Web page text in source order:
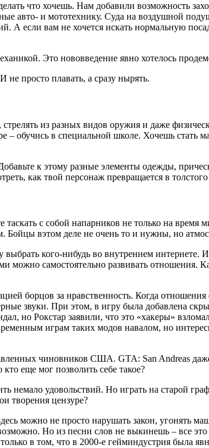
что хочешь. Нам добавили возможность
авто- и мототехнику. Суда на воздушной
А если вам не хочется искать нормальную
Это нововведение явно хотелось
не просто плавать, а сразу нырять.
из разных видов оружия и даже
– обучись в специальной школе. Хочешь стать
к этому разные элементы одежды,
как твой персонаж превращается в
с собой напарников не только на время
Бойцы вэтом деле не очень то и нужны, но
кого-нибудь во внутреннем интернете.
самостоятельно развивать отношения.
борцов за нравственность. Когда
звуки. При этом, в игру была добавлена
но Рокстар заявили, что это «хакеры»
играм таких модов навалом, но
чиновников США. GTA: San Andreas
еще мог позволить себе такое?
немало удовольствий. Но играть на старой
творения цензуре?
можно не просто нарушать закон, угонять
Но из песни слов не выкинешь – все
в том, что в 2000-е гейминдустрия была